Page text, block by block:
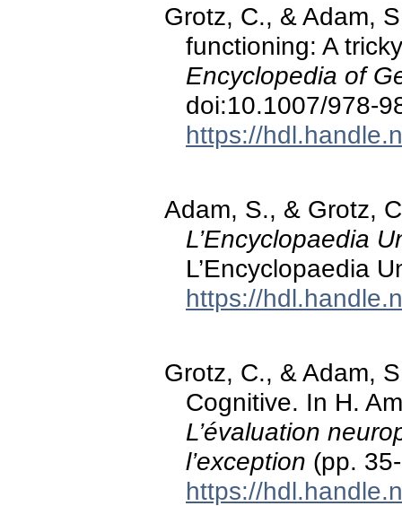
Grotz, C., & Adam,
functioning: A
Encyclopedia of
doi:10.1007/978-
https://
Adam, S., & Grotz,
L’Encyclopaedia
L’Encyclopaedia
https://
Grotz, C., & Adam,
Cognitive. In H.
L’évaluation
l’exception (pp.
https://